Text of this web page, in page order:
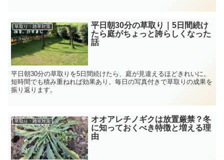
草取り・雑草対策
平日朝30分の草取り｜5日間続け
たら庭がちょっと誇らしくなった
話
平日朝30分の草取りを5日間続けたら、庭が見違えるほどきれいに。
短時間でも積み重ねれば効果あり。毎日の写真付きで草取りの成果を
振り返ります。
草取り・雑草対策
オオアレチノギクは放置厳禁？冬
に知っておくべき特徴と増える理
由